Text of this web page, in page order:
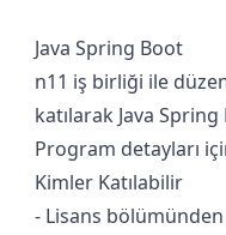
Java Spring Boot
n11 iş birliği ile
katılarak Java
Program detayları
Kimler Katılabilir
- Lisans